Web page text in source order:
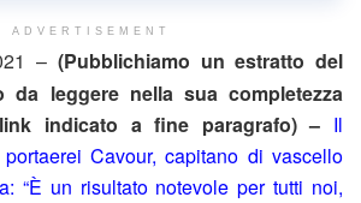
ADVERTISEMENT
– (Pubblichiamo un estratto del
da leggere nella sua completezza
indicato a fine paragrafo) – Il
Cavour, capitano di vascello
“È un risultato notevole per tutti noi,